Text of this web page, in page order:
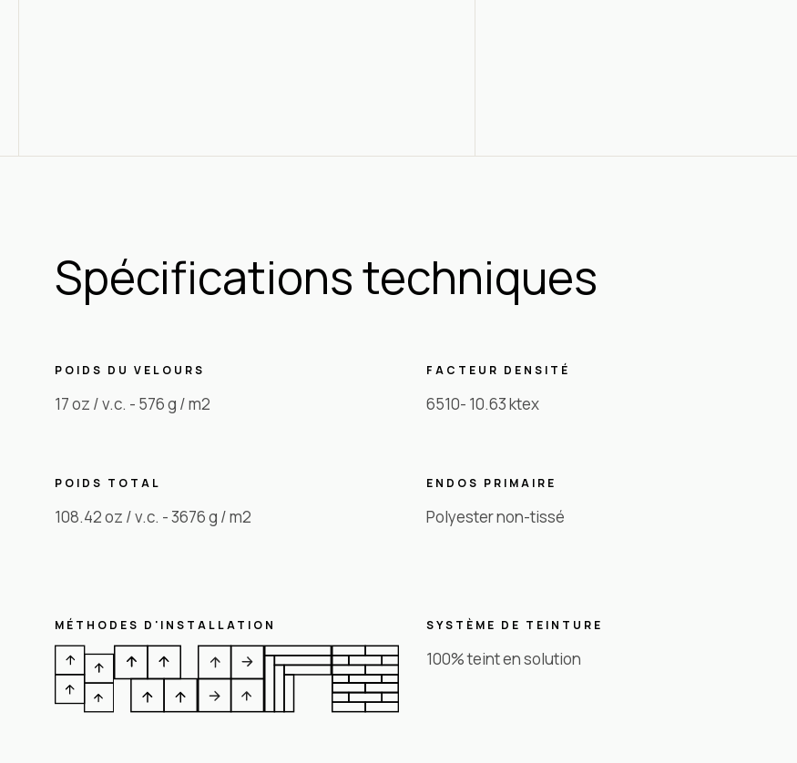
Spécifications techniques
POIDS DU VELOURS
17 oz / v.c. - 576 g / m2
FACTEUR DENSITÉ
6510- 10.63 ktex
POIDS TOTAL
108.42 oz / v.c. - 3676 g / m2
ENDOS PRIMAIRE
Polyester non-tissé
MÉTHODES D'INSTALLATION SYSTÈME DE TEINTURE
100% teint en solution